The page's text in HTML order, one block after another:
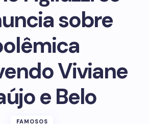
sobre
Viviane
e Belo
FAMOSOS